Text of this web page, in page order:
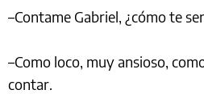
–Contame Gabriel, ¿cómo te
–Como loco, muy ansioso,
contar.